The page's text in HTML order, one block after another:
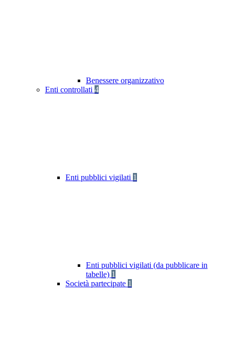
Benessere organizzativo
Enti controllati 4
Enti pubblici vigilati 1
Enti pubblici vigilati (da pubblicare in
tabelle) 1
Società partecipate 1